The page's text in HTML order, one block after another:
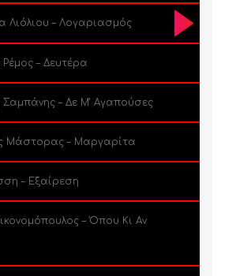
Λιόλιου – Λογαριασμός
Ρέμος – Δευτέρα
Σαμπάνης – Δε Μ’ Αγαπούσες
Μάστορας – Μαργαρίτα
– Εξαίρεση
– Όπου Κι Αν